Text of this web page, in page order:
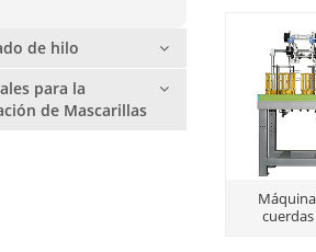
de hilo
para la
de Mascarillas